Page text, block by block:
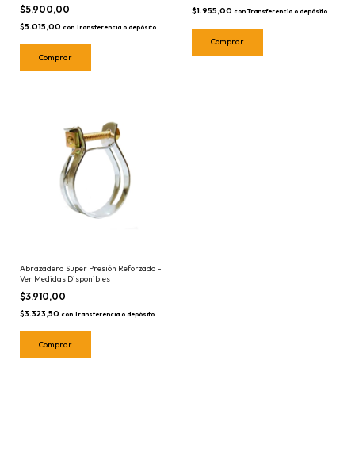
$5.900,00
$5.015,00 con Transferencia o depósito
Comprar
$1.955,00 con Transferencia o depósito
Comprar
Abrazadera Super Presión Reforzada -
Ver Medidas Disponibles
$3.910,00
$3.323,50 con Transferencia o depósito
Comprar